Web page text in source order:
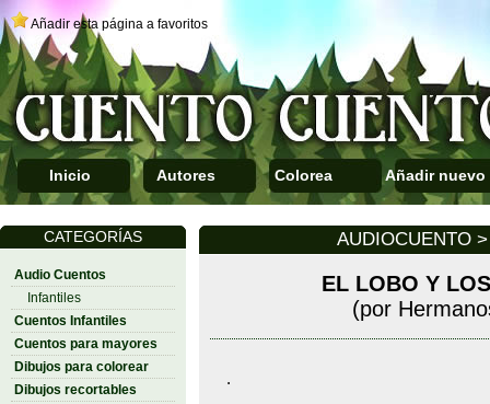
Añadir esta página a favoritos
Inicio Autores Colorea Añadir nuevo
CATEGORÍAS
Audio Cuentos
Infantiles
Cuentos Infantiles
Cuentos para mayores
Dibujos para colorear
Dibujos recortables
AUDIOCUENTO
EL LOBO Y
(por
.